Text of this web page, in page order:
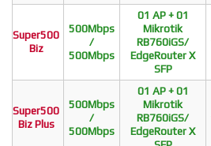
Super500
Biz
500Mbps
/
500Mbps
01 AP + 01
Mikrotik
RB760iGS/
EdgeRouter X
SFP
Super500
Biz Plus
500Mbps
/
500Mbps
01 AP + 01
Mikrotik
RB760iGS/
EdgeRouter X